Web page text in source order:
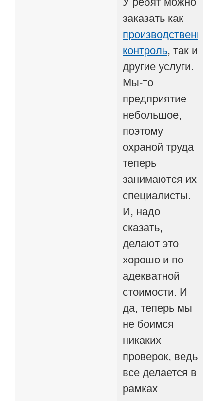
заказать как
производственный
контроль, так и
другие услуги.
Мы-то
предприятие
небольшое,
поэтому
охраной труда
теперь
занимаются их
специалисты.
И, надо
сказать,
делают это
хорошо и по
адекватной
стоимости. И
да, теперь мы
не боимся
никаких
проверок, ведь
все делается в
рамках